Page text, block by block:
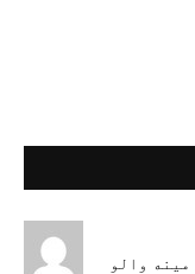
والو